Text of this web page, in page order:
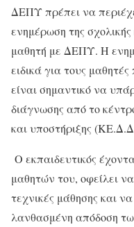
ΔΕΠΥ πρέπει να
ενημέρωση της
μαθητή με ΔΕΠΥ. Η
ειδικά για τους
είναι σημαντικό να
διάγνωσης από το
και υποστήριξης
Ο εκπαιδευτικός
μαθητών του, οφείλει
τεχνικές μάθησης και
λανθασμένη απόδοση